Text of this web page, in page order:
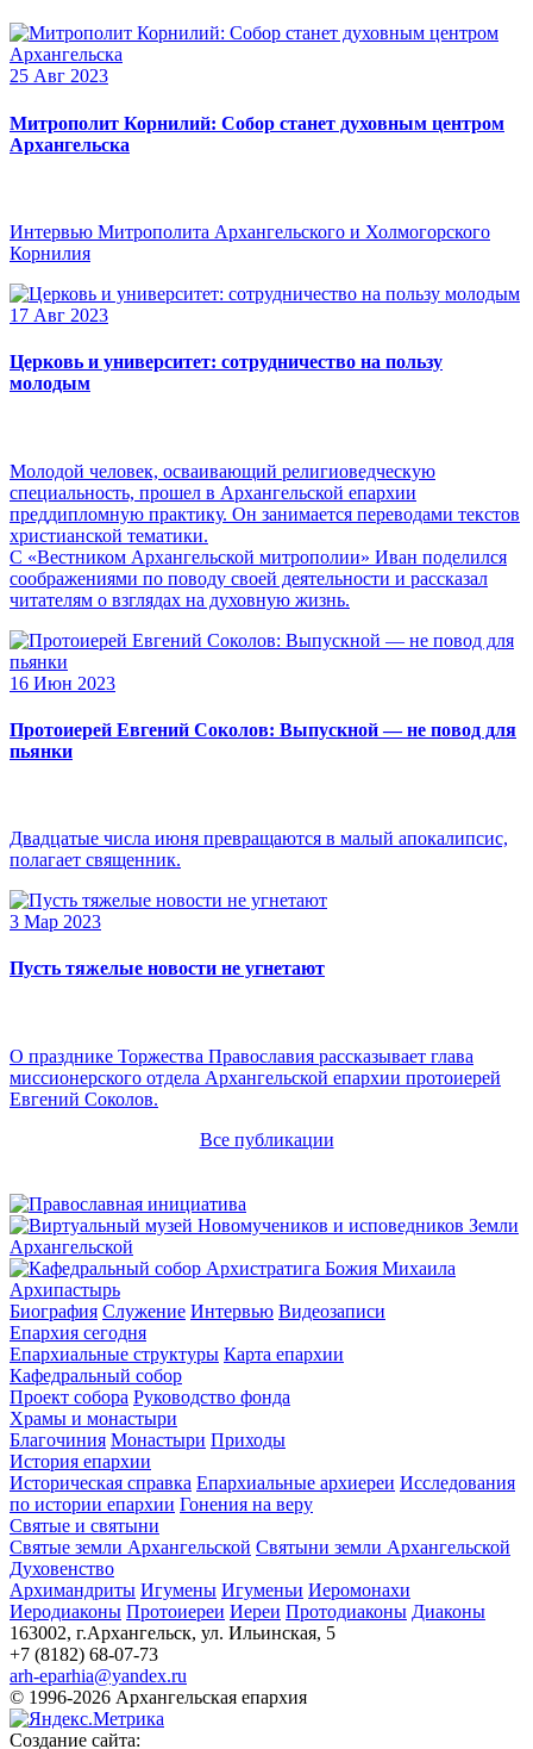
25 Авг 2023
Митрополит Корнилий: Собор станет духовным центром
Архангельска
Интервью Митрополита Архангельского и Холмогорского
Корнилия
17 Авг 2023
Церковь и университет: сотрудничество на пользу
молодым
Молодой человек, осваивающий религиоведческую
специальность, прошел в Архангельской епархии
преддипломную практику. Он занимается переводами текстов
христианской тематики.
С «Вестником Архангельской митрополии» Иван поделился
соображениями по поводу своей деятельности и рассказал
читателям о взглядах на духовную жизнь.
16 Июн 2023
Протоиерей Евгений Соколов: Выпускной — не повод для
пьянки
Двадцатые числа июня превращаются в малый апокалипсис,
полагает священник.
3 Мар 2023
Пусть тяжелые новости не угнетают
О празднике Торжества Православия рассказывает глава
миссионерского отдела Архангельской епархии протоиерей
Евгений Соколов.
Все публикации
Архипастырь
Биография Служение Интервью Видеозаписи
Епархия сегодня
Епархиальные структуры Карта епархии
Кафедральный собор
Проект собора Руководство фонда
Храмы и монастыри
Благочиния Монастыри Приходы
История епархии
Историческая справка Епархиальные архиереи Исследования
по истории епархии Гонения на веру
Святые и святыни
Святые земли Архангельской Святыни земли Архангельской
Духовенство
Архимандриты Игумены Игуменьи Иеромонахи
Иеродиаконы Протоиереи Иереи Протодиаконы Диаконы
163002, г.Архангельск, ул. Ильинская, 5
+7 (8182) 68-07-73
arh-eparhia@yandex.ru
© 1996-2026 Архангельская епархия
Создание сайта: